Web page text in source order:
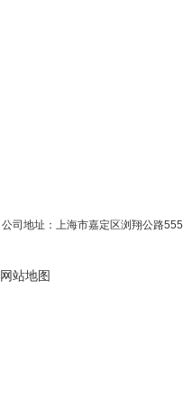
公司地址：上海市嘉定区浏翔公路
网站地图